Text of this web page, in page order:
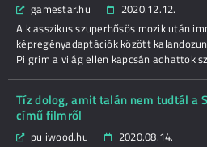
gamestar.hu
2020.12.12.
A klasszikus szuperhősös mozik után
képregényadaptációk között
Pilgrim a világ ellen kapcsán adhattok
Tíz dolog, amit talán nem tudtál a
című filmről
puliwood.hu
2020.08.14.